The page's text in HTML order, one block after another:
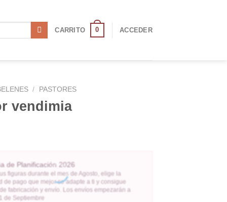
CARRITO 0 ACCEDER
/ PASTORES
vendimia
de Planificación 2026
figuras durante el mes de Agosto, elige la
de pago que mejor se adapte a ti y consigue
fabricación y envío. Los envíos empezarán a
de Septiembre